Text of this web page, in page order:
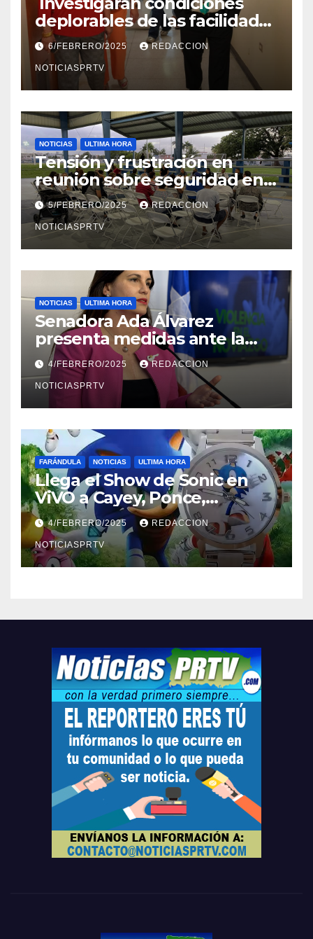
deplorables de las facilidades
el Departamento de la Salud
en Mayagüez
6/FEBRERO/2025 REDACCION
NOTICIASPRTV
NOTICIAS ULTIMA HORA
Tensión y frustración en
reunión sobre seguridad en
Reparto Metropolitano
5/FEBRERO/2025 REDACCION
NOTICIASPRTV
NOTICIAS ULTIMA HORA
Senadora Ada Álvarez
presenta medidas ante la
violencia en el noviazgo
4/FEBRERO/2025 REDACCION
NOTICIASPRTV
FARÁNDULA NOTICIAS ULTIMA HORA
Llega el Show de Sonic en
ViVO a Cayey, Ponce,
Barceloneta y Humacao,
Relojes gratis para el que
compre ahora….
4/FEBRERO/2025 REDACCION
NOTICIASPRTV